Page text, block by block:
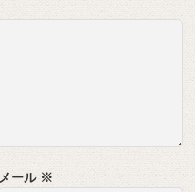
メール ※